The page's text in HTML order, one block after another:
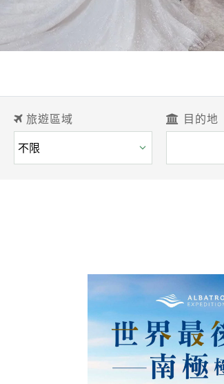
旅遊區域 目的地